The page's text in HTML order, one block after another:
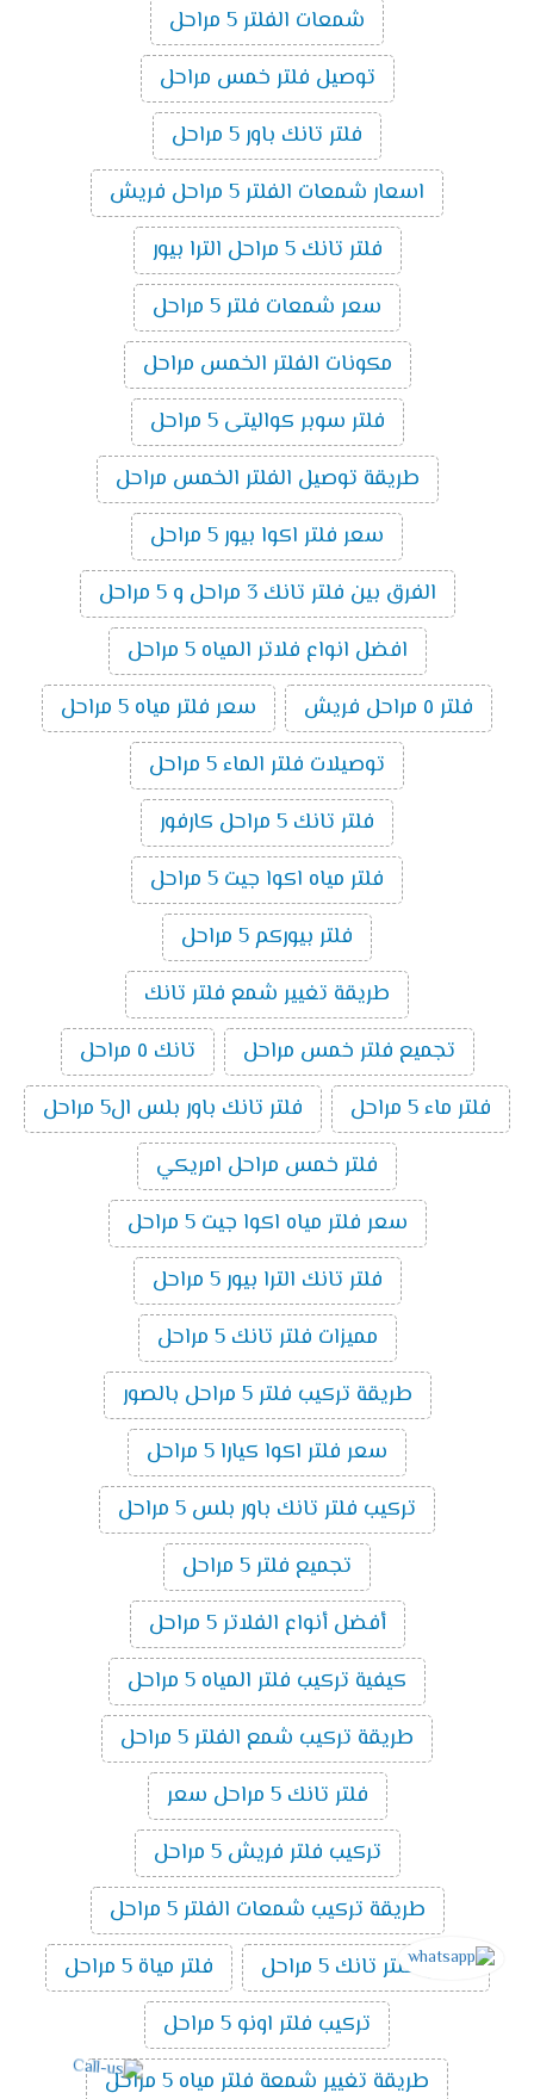
شمعات الفلتر 5 مراحل
توصيل فلتر خمس مراحل
فلتر تانك باور 5 مراحل
اسعار شمعات الفلتر 5 مراحل فريش
فلتر تانك 5 مراحل الترا بيور
سعر شمعات فلتر 5 مراحل
مكونات الفلتر الخمس مراحل
فلتر سوبر كواليتى 5 مراحل
طريقة توصيل الفلتر الخمس مراحل
سعر فلتر اكوا بيور 5 مراحل
الفرق بين فلتر تانك 3 مراحل و 5 مراحل
افضل انواع فلاتر المياه 5 مراحل
فلتر ٥ مراحل فريش
سعر فلتر مياه 5 مراحل
توصيلات فلتر الماء 5 مراحل
فلتر تانك 5 مراحل كارفور
فلتر مياه اكوا جيت 5 مراحل
فلتر بيوركم 5 مراحل
طريقة تغيير شمع فلتر تانك
تجميع فلتر خمس مراحل
تانك ٥ مراحل
فلتر ماء 5 مراحل
فلتر تانك باور بلس ال5 مراحل
فلتر خمس مراحل امريكي
سعر فلتر مياه اكوا جيت 5 مراحل
فلتر تانك الترا بيور 5 مراحل
مميزات فلتر تانك 5 مراحل
طريقة تركيب فلتر 5 مراحل بالصور
سعر فلتر اكوا كيارا 5 مراحل
تركيب فلتر تانك باور بلس 5 مراحل
تجميع فلتر 5 مراحل
أفضل أنواع الفلاتر 5 مراحل
كيفية تركيب فلتر المياه 5 مراحل
طريقة تركيب شمع الفلتر 5 مراحل
فلتر تانك 5 مراحل سعر
تركيب فلتر فريش 5 مراحل
طريقة تركيب شمعات الفلتر 5 مراحل
شكل فلتر تانك 5 مراحل
فلتر مياة 5 مراحل
تركيب فلتر اونو 5 مراحل
طريقة تغيير شمعة فلتر مياه 5 مراحل